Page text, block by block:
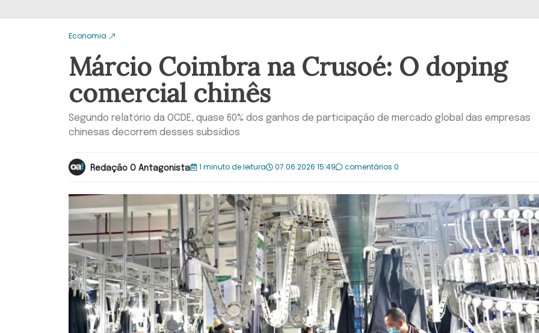
Economia
Márcio Coimbra na Crusoé: O doping
comercial chinês
Segundo relatório da OCDE, quase 60% dos ganhos de participação de mercado global das empresas
chinesas decorrem desses subsídios
Redação O Antagonista 1 minuto de leitura 07.06.2026 15:49 comentários 0